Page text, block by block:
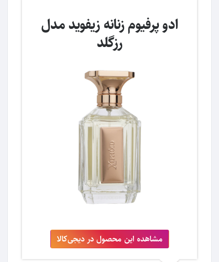
ادو پرفیوم زنانه زیفوید مدل
رزگلد
مشاهده این محصول در دیجی‌کالا